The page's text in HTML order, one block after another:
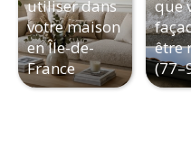
utiliser dans
votre maison
en Île-de-
France
que
être